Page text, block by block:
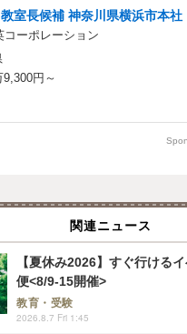
室長候補 神奈川県横浜市本社
コーポレーション
9,300円～
関連ニュース
【夏休み2026】すぐ行ける
便<8/9-15開催>
教育・受験
2026.8.7 Fri 1:45